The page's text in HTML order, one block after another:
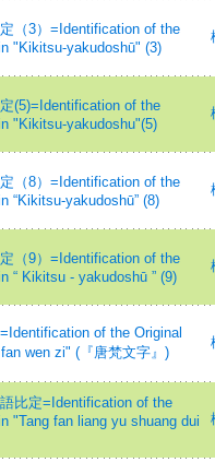
（3）=Identification of the
"Kikitsu-yakudoshū" (3)
(5)=Identification of the
"Kikitsu-yakudoshu"(5)
（8）=Identification of the
“Kikitsu-yakudoshū” (8)
（9）=Identification of the
“ Kikitsu - yakudoshū ” (9)
of the Original
wen zi" (『唐梵文字』)
比定=Identification of the
"Tang fan liang yu shuang dui